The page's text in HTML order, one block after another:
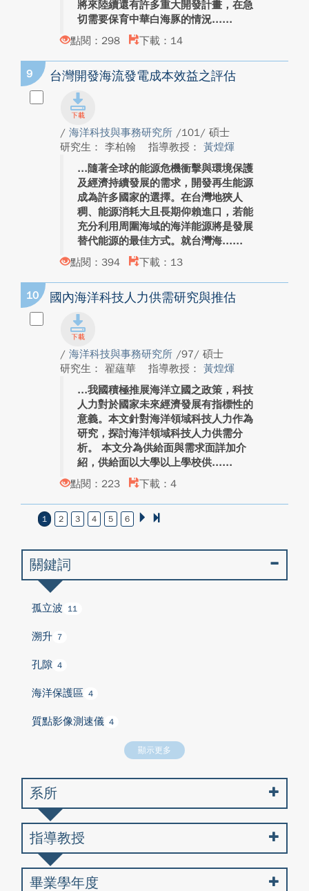
將來陸續還有許多重大開發計畫，在急
切需要保育中華白海豚的情況...
點閱：298
下載：14
9 台灣開發海流發電成本效益之評估
/ 海洋科技與事務研究所 /101/ 碩士
研究生： 李柏翰
指導教授： 黃煌煇
隨著全球的能源危機衝擊與環境保護
及經濟持續發展的需求，開發再生能源
成為許多國家的選擇。在台灣地狹人
稠、能源消耗大且長期仰賴進口，若能
充分利用周圍海域的海洋能源將是發展
替代能源的最佳方式。就台灣海...
點閱：394
下載：13
10 國內海洋科技人力供需研究與推估
/ 海洋科技與事務研究所 /97/ 碩士
研究生： 翟蘊華
指導教授： 黃煌煇
我國積極推展海洋立國之政策，科技
人力對於國家未來經濟發展有指標性的
意義。本文針對海洋領域科技人力作為
研究，探討海洋領域科技人力供需分
析。 本文分為供給面與需求面詳加介
紹，供給面以大學以上學校供...
點閱：223
下載：4
1 2 3 4 5 6
關鍵詞
孤立波 11
溯升 7
孔隙 4
海洋保護區 4
質點影像測速儀 4
顯示更多
系所
指導教授
畢業學年度